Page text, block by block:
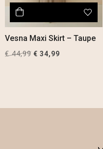
Vesna Maxi Skirt – Taupe
€44,99 Original
€ 34,99